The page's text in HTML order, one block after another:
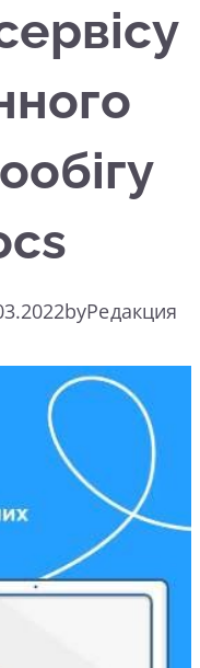
byРедакция